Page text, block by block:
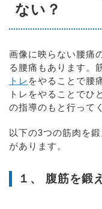
ない？
画像に映らない腰痛
る腰痛もあります。
トレ をやることで腰
トレをやることでひ
の指導のもと行って
以下の3つの筋肉を
があります。
１、 腹筋を鍛